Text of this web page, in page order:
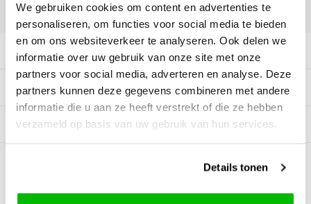
We gebruiken cookies om content en advertenties te
personaliseren, om functies voor social media te bieden
en om ons websiteverkeer te analyseren. Ook delen we
informatie over uw gebruik van onze site met onze
partners voor social media, adverteren en analyse. Deze
partners kunnen deze gegevens combineren met andere
informatie die u aan ze heeft verstrekt of die ze hebben
verzameld op basis van uw gebruik van hun services.
Details tonen
DELEN:
Productomschrijving
Tags
Gerelateerde producten